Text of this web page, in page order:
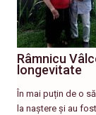
Râmnicu
longevitate
În mai puțin de o
la naștere și au